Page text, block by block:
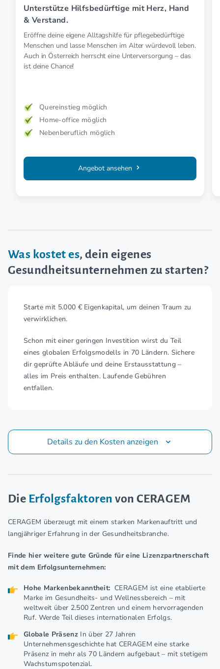
Unterstütze Hilfsbedürftige mit Herz, Hand
& Verstand.
Eröffne deine eigene Alltagshilfe für pflegebedürftige
Menschen und lasse Menschen im Alter würdevoll leben.
Auch in Österreich herrscht eine Unterversorgung – das
ist deine Chance!
Quereinstieg möglich
Home-office möglich
Nebenberuflich möglich
Angebot ansehen
Was kostet es, dein eigenes
Gesundheitsunternehmen zu starten?
Starte mit 5.000 € Eigenkapital, um deinen Traum zu
verwirklichen.
Schon mit einer geringen Investition wirst du Teil
eines globalen Erfolgsmodells in 70 Ländern. Sichere
dir geprüfte Abläufe und deine Erstausstattung –
alles im Preis enthalten. Laufende Gebühren
entfallen.
Details zu den Kosten anzeigen
Die Erfolgsfaktoren von CERAGEM
CERAGEM überzeugt mit einem starken Markenauftritt und
langjähriger Erfahrung in der Gesundheitsbranche.
Finde hier weitere gute Gründe für eine Lizenzpartnerschaft
mit dem Erfolgsunternehmen:
Hohe Markenbekanntheit: CERAGEM ist eine etablierte
Marke im Gesundheits- und Wellnessbereich – mit
weltweit über 2.500 Zentren und einem hervorragenden
Ruf. Werde Teil dieses internationalen Erfolgs.
Globale PräsenzIn über 27 Jahren
Unternehmensgeschichte hat CERAGEM eine starke
Präsenz in mehr als 70 Ländern aufgebaut – mit stetigem
Wachstumspotenzial.